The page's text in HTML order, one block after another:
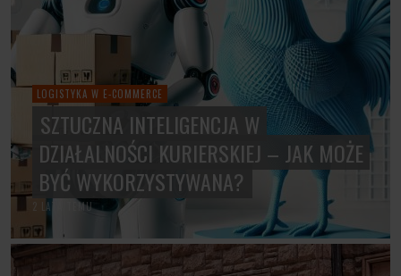
LOGISTYKA W E-COMMERCE
SZTUCZNA INTELIGENCJA W
DZIAŁALNOŚCI KURIERSKIEJ – JAK MOŻE
BYĆ WYKORZYSTYWANA?
2 LATA TEMU